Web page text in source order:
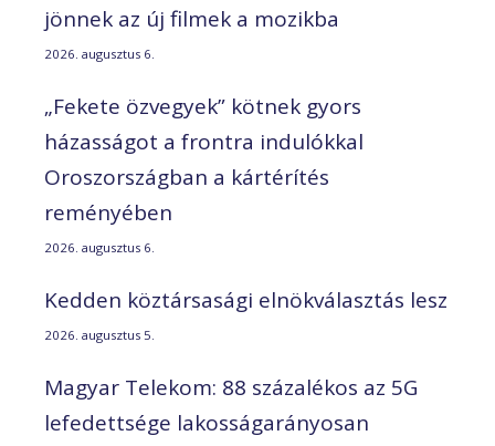
jönnek az új filmek a mozikba
2026. augusztus 6.
„Fekete özvegyek” kötnek gyors
házasságot a frontra indulókkal
Oroszországban a kártérítés
reményében
2026. augusztus 6.
Kedden köztársasági elnökválasztás lesz
2026. augusztus 5.
Magyar Telekom: 88 százalékos az 5G
lefedettsége lakosságarányosan